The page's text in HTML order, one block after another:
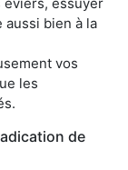
éviers, essuyer
aussi bien à la
vos
les
de